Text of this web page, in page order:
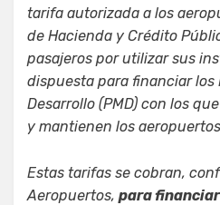
tarifa autorizada a los
de Hacienda y Crédito
pasajeros por utilizar sus
dispuesta para financiar los
Desarrollo (PMD) con los
y mantienen los
Estas tarifas se cobran,
Aeropuertos, para financiar